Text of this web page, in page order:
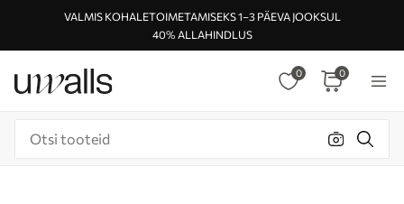
VALMIS KOHALETOIMETAMISEKS 1–3 PÄEVA JOOKSUL
40% ALLAHINDLUS
0 0